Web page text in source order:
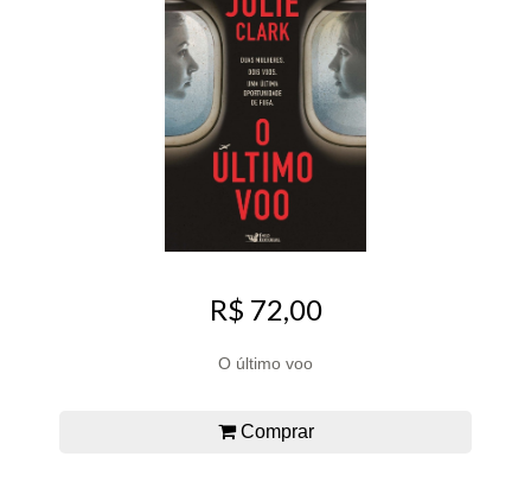
R$ 72,00
O último voo
Comprar